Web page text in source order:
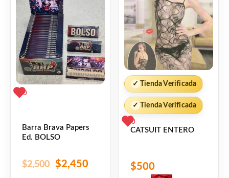
0
Barra Brava Papers
Ed. BOLSO
$2,500
original
era:
$2,500.
$2,450
actual
es:
$2,450.
✓ Tienda Verificada
✓ Tienda Verificada
0
CATSUIT ENTERO
$500